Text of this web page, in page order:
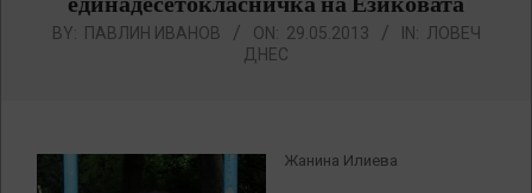
BY: ПАВЛИН ИВАНОВ ON: 29.05.2013 IN: ЛОВЕЧ
ДНЕС
Жанина Илиева